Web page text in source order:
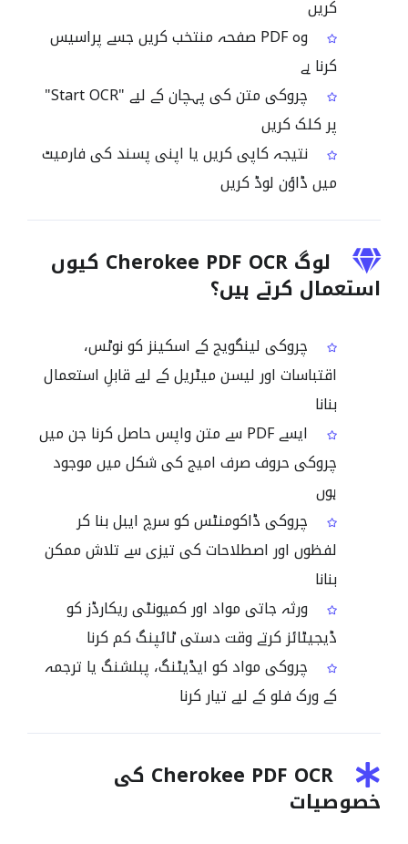
کریں
وہ PDF صفحہ منتخب کریں جسے پراسیس
کرنا ہے
چروکی متن کی پہچان کے لیے "Start OCR"
پر کلک کریں
نتیجہ کاپی کریں یا اپنی پسند کی فارمیٹ
میں ڈاؤن لوڈ کریں
لوگ Cherokee PDF OCR کیوں
استعمال کرتے ہیں؟
چروکی لینگویج کے اسکینز کو نوٹس،
اقتباسات اور لیسن میٹریل کے لیے قابلِ استعمال
بنانا
ایسے PDF سے متن واپس حاصل کرنا جن میں
چروکی حروف صرف امیج کی شکل میں موجود
ہوں
چروکی ڈاکومنٹس کو سرچ ایبل بنا کر
لفظوں اور اصطلاحات کی تیزی سے تلاش ممکن
بنانا
ورثہ جاتی مواد اور کمیونٹی ریکارڈز کو
ڈیجیٹائز کرتے وقت دستی ٹائپنگ کم کرنا
چروکی مواد کو ایڈیٹنگ، پبلشنگ یا ترجمہ
کے ورک فلو کے لیے تیار کرنا
Cherokee PDF OCR کی
خصوصیات